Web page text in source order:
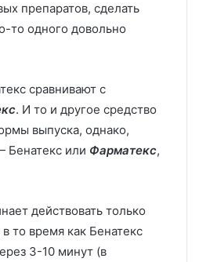
препаратов, сделать
то одного довольно
сравнивают с
. И то и другое средство
выпуска, однако,
Бенатекс или Фарматекс,
действовать только
то время как Бенатекс
3-10 минут (в